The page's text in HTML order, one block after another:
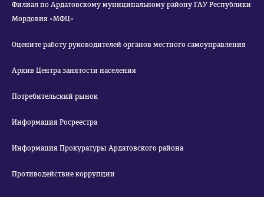
Филиал по Ардатовскому муниципальному району ГАУ Республики
Мордовия «МФЦ»
Оцените работу руководителей органов местного самоуправления
Архив Центра занятости населения
Потребительский рынок
Информация Росреестра
Информация Прокуратуры Ардатовского района
Противодействие коррупции